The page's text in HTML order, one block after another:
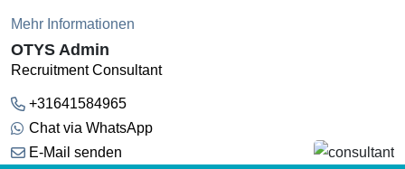
Mehr Informationen
OTYS Admin
Recruitment Consultant
+31641584965
Chat via WhatsApp
E-Mail senden